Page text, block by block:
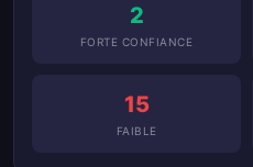
2
FORTE CONFIANCE
15
FAIBLE